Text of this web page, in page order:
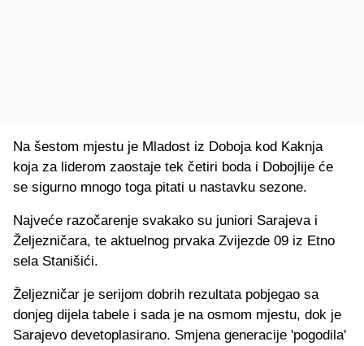
Na šestom mjestu je Mladost iz Doboja kod Kaknja
koja za liderom zaostaje tek četiri boda i Dobojlije će
se sigurno mnogo toga pitati u nastavku sezone.
Najveće razočarenje svakako su juniori Sarajeva i
Željezničara, te aktuelnog prvaka Zvijezde 09 iz Etno
sela Stanišići.
Željezničar je serijom dobrih rezultata pobjegao sa
donjeg dijela tabele i sada je na osmom mjestu, dok je
Sarajevo devetoplasirano. Smjena generacije 'pogodila'